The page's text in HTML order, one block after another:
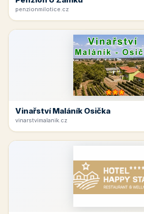
penzionmilotice.cz
Vinařství Maláník Osička
vinarstvimalanik.cz